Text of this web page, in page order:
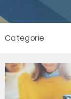
Categorie